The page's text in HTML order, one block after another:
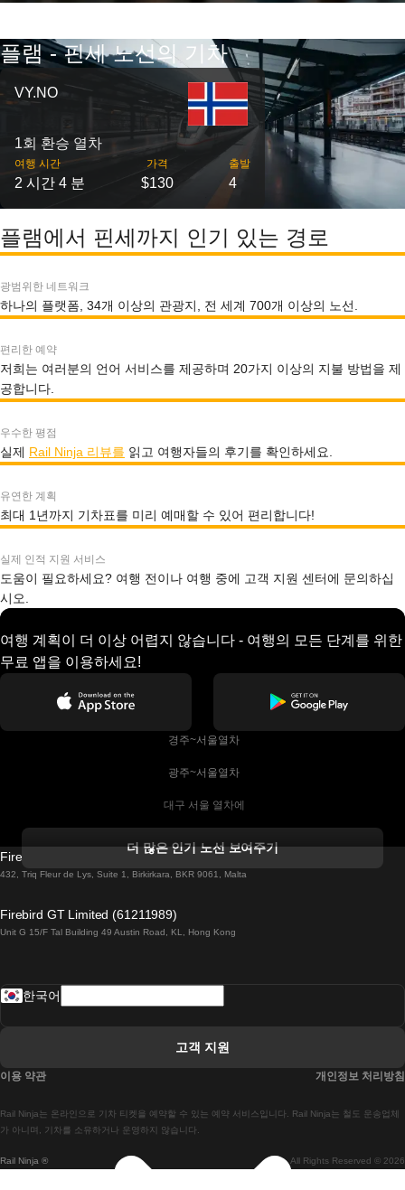
플램 - 핀세 노선의 기차
VY.NO
1회 환승 열차
여행 시간
2 시간 4 분
가격
$130
출발
4
플램에서 핀세까지 인기 있는 경로
광범위한 네트워크
하나의 플랫폼, 34개 이상의 관광지, 전 세계 700개 이상의 노선.
편리한 예약
저희는 여러분의 언어 서비스를 제공하며 20가지 이상의 지불 방법을 제
공합니다.
우수한 평점
실제 Rail Ninja 리뷰를 읽고 여행자들의 후기를 확인하세요.
유연한 계획
최대 1년까지 기차표를 미리 예매할 수 있어 편리합니다!
실제 인적 지원 서비스
도움이 필요하세요? 여행 전이나 여행 중에 고객 지원 센터에 문의하십
시오.
여행 계획이 더 이상 어렵지 않습니다 - 여행의 모든 단계를 위한
무료 앱을 이용하세요!
경주~서울열차
광주~서울열차
대구 서울 열차에
더블린에서 골웨이 열차
로마에서 나폴리 열차
마드리드-리스본 열차
마드리드에서 바르셀로나로 가는 고속 열차
더 많은 인기 노선 보여주기
Firebird GT Limited (OC 1451)
432, Triq Fleur de Lys, Suite 1, Birkirkara, BKR 9061, Malta
Firebird GT Limited (61211989)
Unit G 15/F Tal Building 49 Austin Road, KL, Hong Kong
Rail Ninja ® All Rights Reserved © 2026
Rail Ninja는 온라인으로 기차 티켓을 예약할 수 있는 예약 서비스입니다. Rail Ninja는 철도 운송업체
가 아니며, 기차를 소유하거나 운영하지 않습니다.
한국어
고객 지원
이용 약관 개인정보 처리방침